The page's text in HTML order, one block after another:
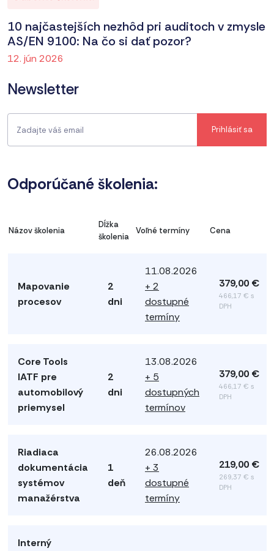
10 najčastejších nezhôd pri auditoch v zmysle
AS/EN 9100: Na čo si dať pozor?
12. jún 2026
Newsletter
Odporúčané školenia:
Názov školenia
Dĺžka
školenia
Voľné termíny Cena
Mapovanie
procesov
2
dni
11.08.2026
+ 2
dostupné
termíny
379,00 €
466,17 € s
DPH
Core Tools
IATF pre
automobilový
priemysel
2
dni
13.08.2026
+ 5
dostupných
termínov
379,00 €
466,17 € s
DPH
Riadiaca
dokumentácia
systémov
manažérstva
1
deň
26.08.2026
+ 3
dostupné
termíny
219,00 €
269,37 € s
DPH
Interný